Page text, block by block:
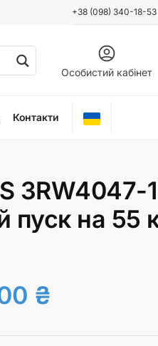
+38 (098) 340-18-53
Особистий кабінет
Контакти
3RW4047-
пуск на 55
₴